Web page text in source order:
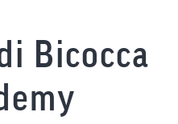
Bicocca